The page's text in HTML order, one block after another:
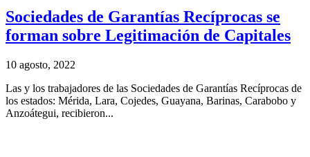
Sociedades de Garantías Recíprocas se
forman sobre Legitimación de Capitales
10 agosto, 2022
Las y los trabajadores de las Sociedades de Garantías Recíprocas de
los estados: Mérida, Lara, Cojedes, Guayana, Barinas, Carabobo y
Anzoátegui, recibieron...